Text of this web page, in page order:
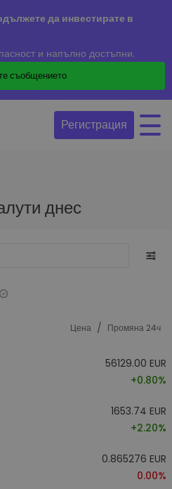
да инвестирате в
и напълно достъпни.
съобщението
Регистрация
днес
Цена / Промяна 24ч
56129.00 EUR
+0.80%
1653.74 EUR
+2.20%
0.865276 EUR
0.00%